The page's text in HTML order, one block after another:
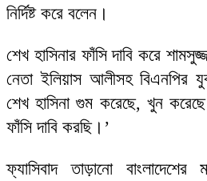
নির্দিষ্ট করে বলেন।
শেখ হাসিনার ফাঁসি দাবি করে
নেতা ইলিয়াস আলীসহ বিএনপির
শেখ হাসিনা গুম করেছে, খুন
ফাঁসি দাবি করছি।’
ফ্যাসিবাদ তাড়ানো বাংলাদেশের